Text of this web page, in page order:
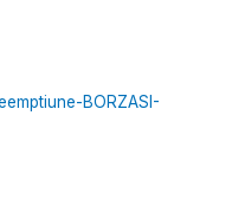
BORZASI-